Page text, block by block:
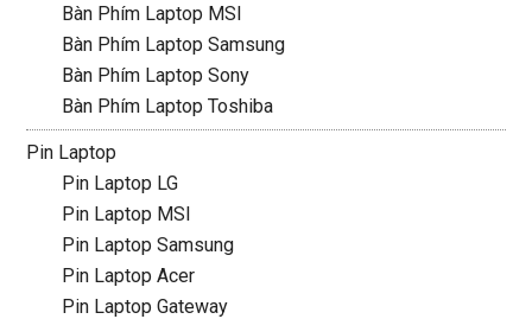
Bàn Phím Laptop MSI
Bàn Phím Laptop Samsung
Bàn Phím Laptop Sony
Bàn Phím Laptop Toshiba
Pin Laptop
Pin Laptop LG
Pin Laptop MSI
Pin Laptop Samsung
Pin Laptop Acer
Pin Laptop Gateway